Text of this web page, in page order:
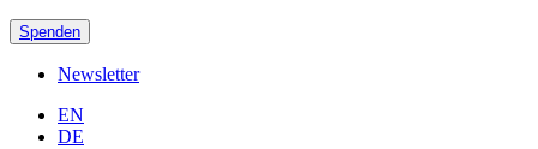
Spenden
Newsletter
EN
DE